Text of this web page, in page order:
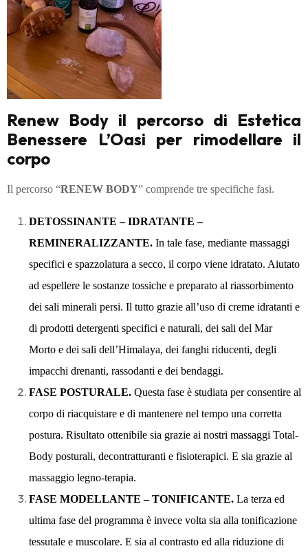
Renew Body il percorso di Estetica
Benessere L’Oasi per rimodellare il
corpo
Il percorso “RENEW BODY” comprende tre specifiche fasi.
DETOSSINANTE – IDRATANTE –
REMINERALIZZANTE. In tale fase, mediante massaggi
specifici e spazzolatura a secco, il corpo viene idratato. Aiutato
ad espellere le sostanze tossiche e preparato al riassorbimento
dei sali minerali persi. Il tutto grazie all’uso di creme idratanti e
di prodotti detergenti specifici e naturali, dei sali del Mar
Morto e dei sali dell’Himalaya, dei fanghi riducenti, degli
impacchi drenanti, rassodanti e dei bendaggi.
FASE POSTURALE. Questa fase è studiata per consentire al
corpo di riacquistare e di mantenere nel tempo una corretta
postura. Risultato ottenibile sia grazie ai nostri massaggi Total-
Body posturali, decontratturanti e fisioterapici. E sia grazie al
massaggio legno-terapia.
FASE MODELLANTE – TONIFICANTE. La terza ed
ultima fase del programma è invece volta sia alla tonificazione
tessutale e muscolare. E sia al contrasto ed alla riduzione di